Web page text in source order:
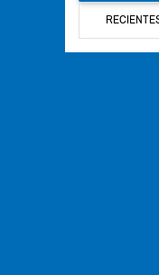
CIEPROL-ULA distingue al